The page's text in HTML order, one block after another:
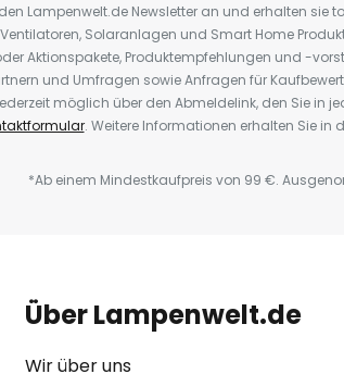
Lampenwelt.de Newsletter an und erhalten sie
Solaranlagen und Smart Home
Aktionspakete, Produktempfehlungen und -
und Umfragen sowie Anfragen für
möglich über den Abmeldelink, den Sie in
. Weitere Informationen erhalten Sie in
*Ab einem Mindestkaufpreis von 99 €.
Über Lampenwelt.de
Wir über uns